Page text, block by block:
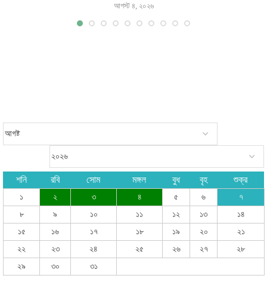
আগস্ট ৪, ২০২৬
শনি রবি সোম মঙ্গল বুধ বৃহ শুক্র
১ ২ ৩ ৪ ৫ ৬
৭
৮
৯ ১০ ১১ ১২ ১৩
১৪
১৫
১৬ ১৭ ১৮ ১৯ ২০
২১
২২
২৩ ২৪ ২৫ ২৬ ২৭
২৮
২৯
৩০ ৩১